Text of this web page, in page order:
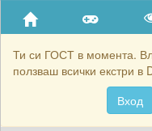
Ти си ГОСТ в момента.
ползваш всички екстри в
Вход
Приятели
Хронология на игри